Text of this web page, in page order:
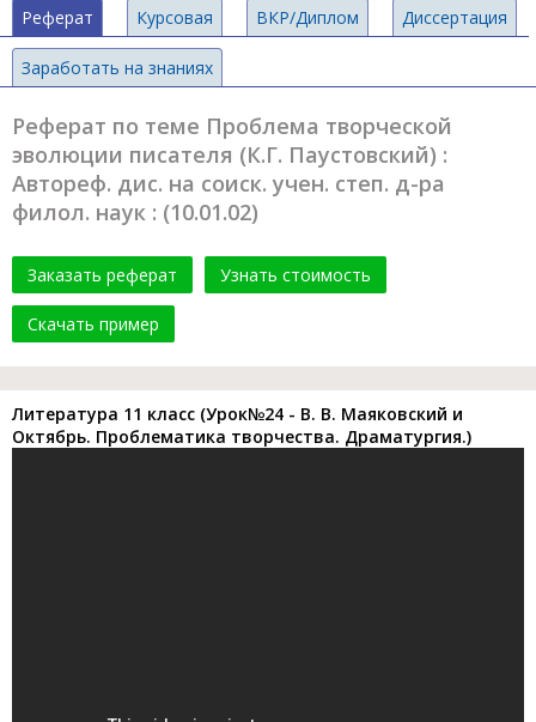
Реферат Курсовая ВКР/Диплом Диссертация
Заработать на знаниях
Реферат по теме Проблема творческой
эволюции писателя (К.Г. Паустовский) :
Автореф. дис. на соиск. учен. степ. д-ра
филол. наук : (10.01.02)
Заказать реферат Узнать стоимость
Скачать пример
Литература 11 класс (Урок№24 - В. В. Маяковский и
Октябрь. Проблематика творчества. Драматургия.)